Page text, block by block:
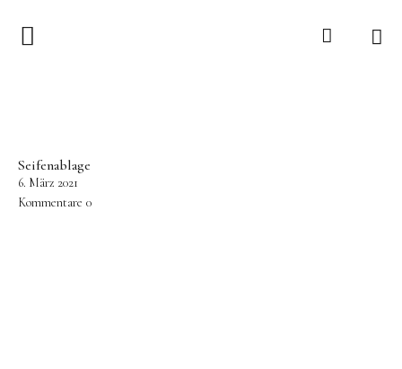
Seifenablage
6. März 2021
Kommentare 0